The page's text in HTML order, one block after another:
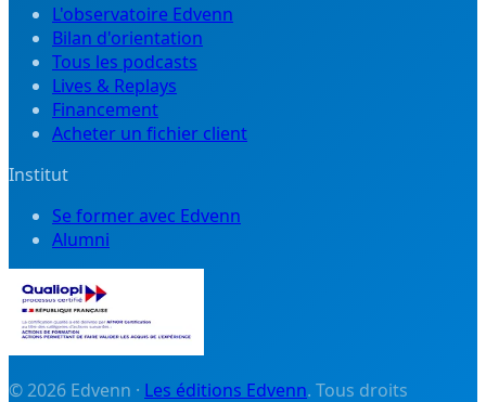
L'observatoire Edvenn
Bilan d'orientation
Tous les podcasts
Lives & Replays
Financement
Acheter un fichier client
Institut
Se former avec Edvenn
Alumni
©2026 Edvenn · Les éditions Edvenn. Tous droits